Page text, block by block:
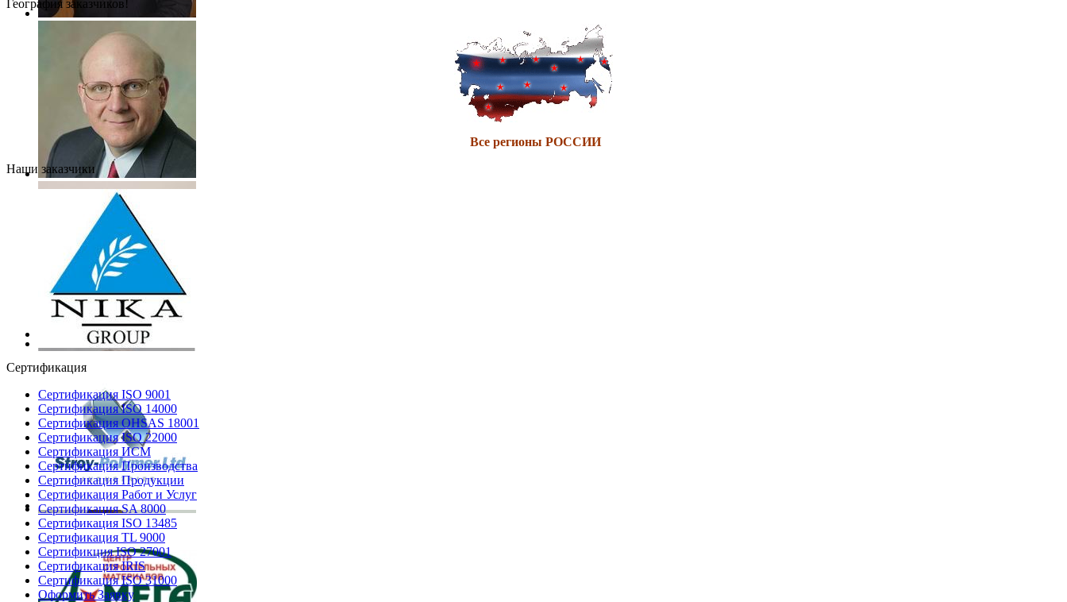
География заказчиков!
Все регионы РОССИИ
Наши заказчики
Сертификация
Сертификация ISO 9001
Сертификация ISO 14000
Сертификация OHSAS 18001
Сертификация ISO 22000
Сертификация ИСМ
Сертификация Производства
Сертификация Продукции
Сертификация Работ и Услуг
Сертификация SA 8000
Сертификация ISO 13485
Сертификация TL 9000
Сертификция ISO 27001
Сертификация IRIS
Сертификация ISO 31000
Оформить Заявку